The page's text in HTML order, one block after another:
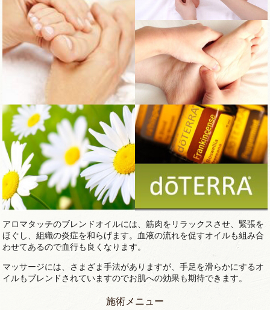
アロマタッチのブレンドオイルには、筋肉をリラックスさせ、緊張を
ほぐし、組織の炎症を和らげます。血液の流れを促すオイルも組み合
わせてあるので血行も良くなります。
マッサージには、さまざま手法がありますが、手足を滑らかにするオ
イルもブレンドされていますのでお肌への効果も期待できます。
施術メニュー